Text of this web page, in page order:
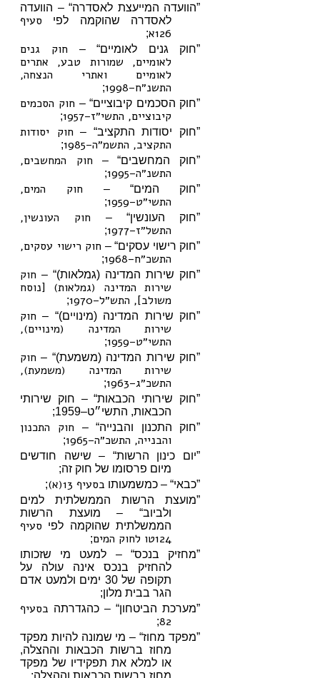
”הוועדה המייעצת לאסדרה“ – הוועדה
לאסדרה שהוקמה לפי סעיף
126א ;
”חוק גנים לאומיים“ – חוק גנים
לאומיים, שמורות טבע, אתרים
לאומיים ואתרי הנצחה,
התשנ״ח–1998
;
”חוק הסכמים קיבוציים“ – חוק הסכמים
קיבוציים, התשי״ז–1957
;
”חוק יסודות התקציב“ – חוק יסודות
התקציב, התשמ״ה–1985
;
”חוק המחשבים“ – חוק המחשבים,
התשנ״ה–1995
;
”חוק המים“ – חוק המים,
התשי״ט–1959
;
”חוק העונשין“ – חוק העונשין,
התשל״ז–1977
;
”חוק רישוי עסקים“ – חוק רישוי עסקים,
התשכ״ח–1968
;
”חוק שירות המדינה (גמלאות)“ – חוק
שירות המדינה (גמלאות) [נוסח
משולב], התש״ל–1970
;
”חוק שירות המדינה (מינויים)“ – חוק
שירות המדינה (מינויים),
התשי״ט–1959
;
”חוק שירות המדינה (משמעת)“ – חוק
שירות המדינה (משמעת),
התשכ״ג–1963
;
”חוק שירותי הכבאות“ – חוק שירותי
הכבאות, התשי״ט–1959;
”חוק התכנון והבנייה“ – חוק התכנון
והבנייה, התשכ״ה–1965
;
”יום כינון הרשות“ – שישה חודשים
מיום פרסומו של חוק זה;
”כבאי“ – כמשמעותו בסעיף 13(א)
;
”מועצת הרשות הממשלתית למים
ולביוב“ – מועצת הרשות
הממשלתית שהוקמה לפי סעיף
124טו לחוק המים
;
”מחזיק בנכס“ – למעט מי שזכותו
להחזיק בנכס אינה עולה על
תקופה של 30 ימים ולמעט אדם
הגר בבית מלון;
”מערכת הביטחון“ – כהגדרתה בסעיף
82
;
”מפקד מחוז“ – מי שמונה להיות מפקד
מחוז ברשות הכבאות וההצלה,
או למלא את תפקידיו של מפקד
מחוז ברשות הכבאות וההצלה;